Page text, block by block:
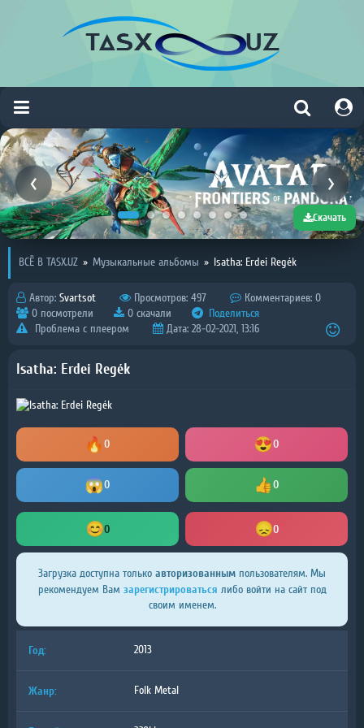
Скачать
ВСЁ В TASX.UZ » Музыкальные альбомы » Isatha: Erdei Regék
Автор: Svartsot Просмотров: 497
Комментариев: 0
0 посмотрели
0 скачали
Поделиться
Проблема с плеером
Дата: 28-02-2021, 13:16
Isatha: Erdei Regék
0 0
0 0
0 0
Загрузка доступна только авторизованным пользователям. Мы
рекомендуем Вам зарегистрироваться либо войти на сайт под
своим именем.
Год: 2013
Жанр: Folk Metal